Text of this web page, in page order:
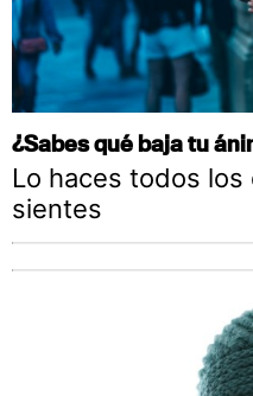
¿Sabes qué baja tu
Lo haces todos
sientes